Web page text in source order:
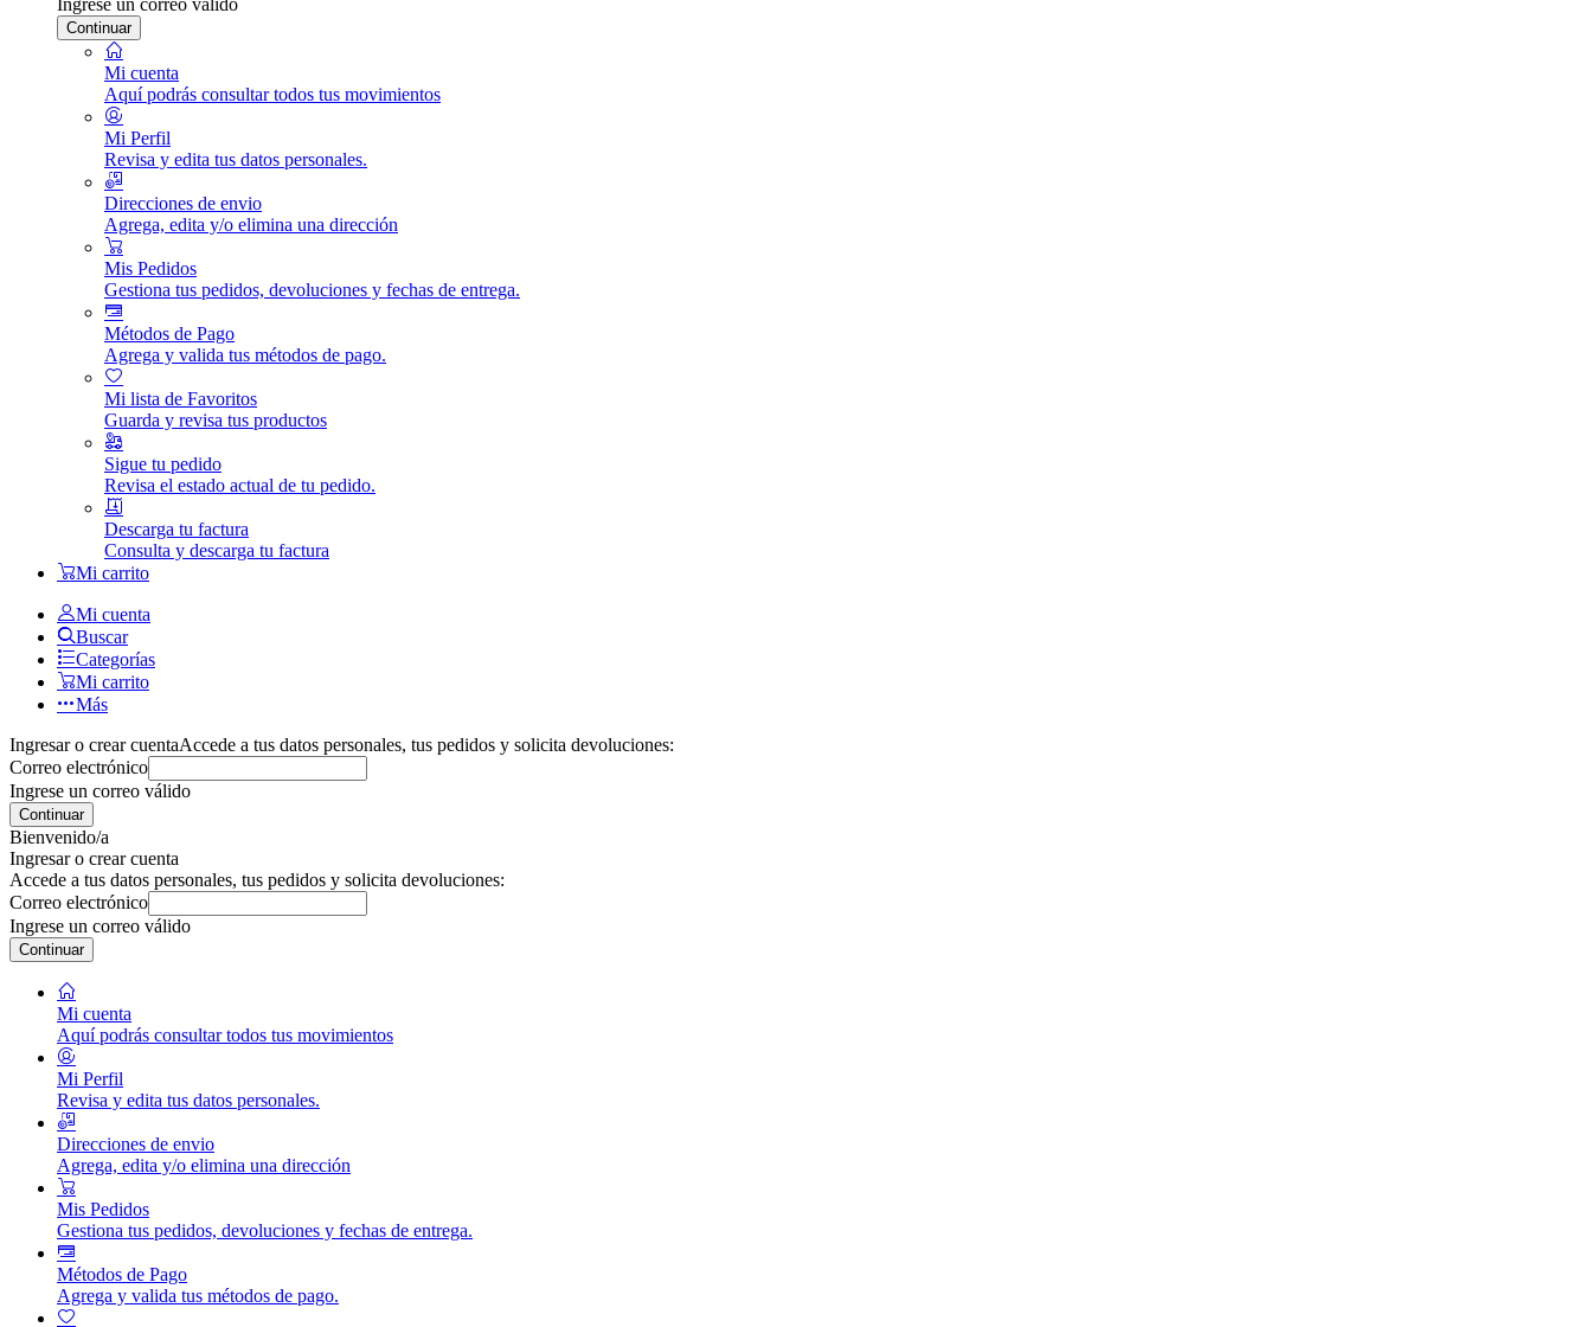
Continuar
Mi cuenta
Aquí podrás consultar todos tus movimientos
Mi Perfil
Revisa y edita tus datos personales.
Direcciones de envio
Agrega, edita y/o elimina una dirección
Mis Pedidos
Gestiona tus pedidos, devoluciones y fechas de entrega.
Métodos de Pago
Agrega y valida tus métodos de pago.
Mi lista de Favoritos
Guarda y revisa tus productos
Sigue tu pedido
Revisa el estado actual de tu pedido.
Descarga tu factura
Consulta y descarga tu factura
Mi carrito
Mi cuenta
Buscar
Categorías
Mi carrito
Más
Ingresar o crear cuentaAccede a tus datos personales, tus pedidos y solicita devoluciones:
Correo electrónico
Ingrese un correo válido
Continuar
Bienvenido/a
Ingresar o crear cuenta
Accede a tus datos personales, tus pedidos y solicita devoluciones:
Correo electrónico
Ingrese un correo válido
Continuar
Mi cuenta
Aquí podrás consultar todos tus movimientos
Mi Perfil
Revisa y edita tus datos personales.
Direcciones de envio
Agrega, edita y/o elimina una dirección
Mis Pedidos
Gestiona tus pedidos, devoluciones y fechas de entrega.
Métodos de Pago
Agrega y valida tus métodos de pago.